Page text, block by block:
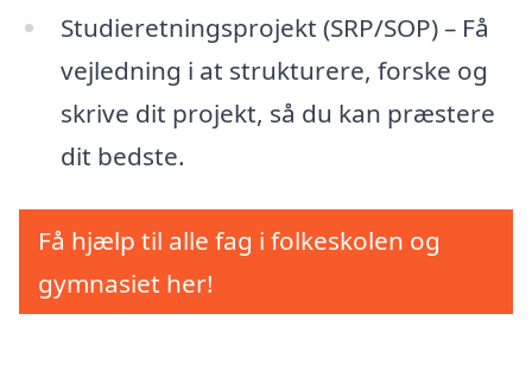
Studieretningsprojekt (SRP/SOP) – Få
vejledning i at strukturere, forske og
skrive dit projekt, så du kan præstere
dit bedste.
Få hjælp til alle fag i folkeskolen og
gymnasiet her!